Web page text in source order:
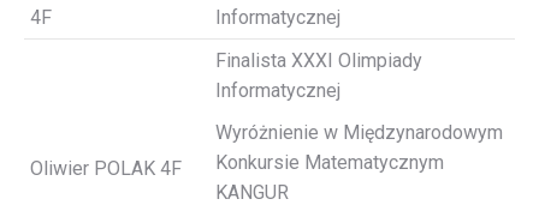
4F
Informatycznej
Oliwier POLAK 4F
Finalista XXXI Olimpiady
Informatycznej
Wyróżnienie w Międzynarodowym
Konkursie Matematycznym
KANGUR